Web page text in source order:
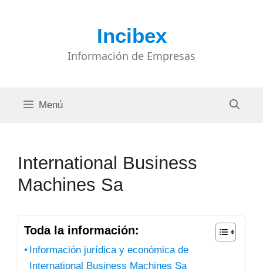
Incibex
Información de Empresas
Menú
International Business
Machines Sa
Toda la información:
Información jurídica y económica de
International Business Machines Sa